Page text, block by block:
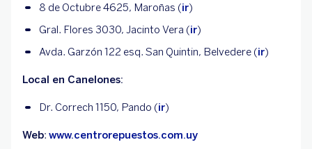
8 de Octubre 4625, Maroñas (ir)
Gral. Flores 3030, Jacinto Vera (ir)
Avda. Garzón 122 esq. San Quintin, Belvedere (ir)
Local en Canelones:
Dr. Correch 1150, Pando (ir)
Web: www.centrorepuestos.com.uy